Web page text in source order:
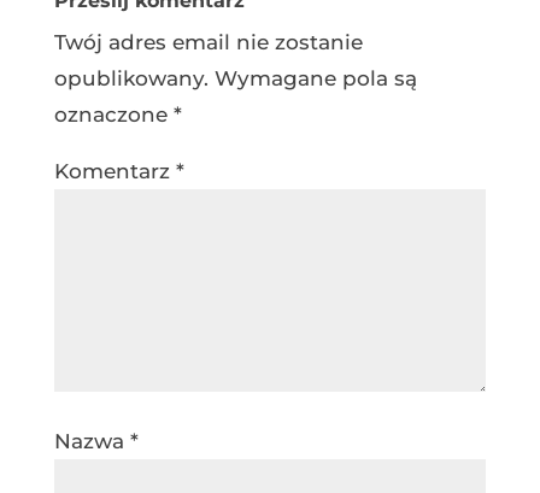
Twój adres email nie zostanie
opublikowany. Wymagane pola są
oznaczone *
Komentarz *
Nazwa *